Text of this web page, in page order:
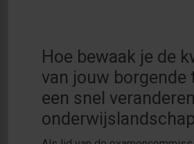
Hoe bewaak je de
van jouw borgende
een snel